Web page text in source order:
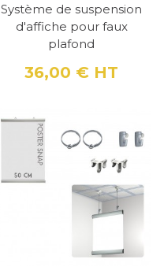
Système de suspension
d'affiche pour faux
plafond
Prix
36,00 € HT